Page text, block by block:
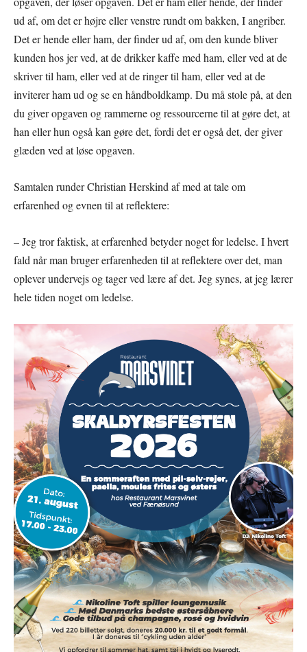
ud af, om det er højre eller venstre rundt om bakken, I angriber.
Det er hende eller ham, der finder ud af, om den kunde bliver
kunden hos jer ved, at de drikker kaffe med ham, eller ved at de
skriver til ham, eller ved at de ringer til ham, eller ved at de
inviterer ham ud og se en håndboldkamp. Du må stole på, at den
du giver opgaven og rammerne og ressourcerne til at gøre det, at
han eller hun også kan gøre det, fordi det er også det, der giver
glæden ved at løse opgaven.
Samtalen runder Christian Herskind af med at tale om
erfarenhed og evnen til at reflektere:
– Jeg tror faktisk, at erfarenhed betyder noget for ledelse. I hvert
fald når man bruger erfarenheden til at reflektere over det, man
oplever undervejs og tager ved lære af det. Jeg synes, at jeg lærer
hele tiden noget om ledelse.